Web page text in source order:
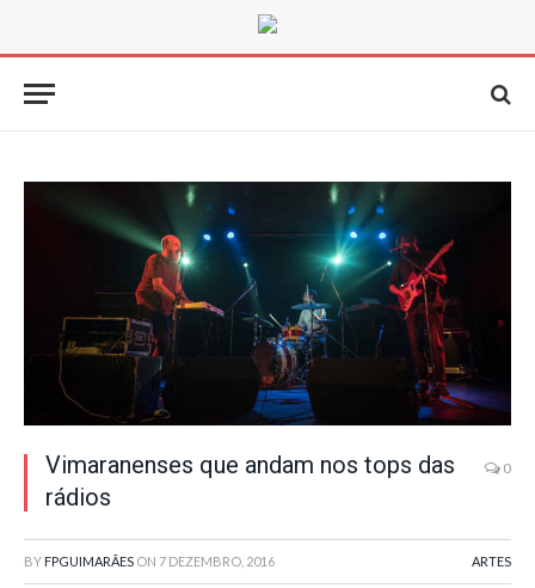
Vimaranenses que andam nos tops das
rádios
0
BY FPGUIMARÃES ON 7 DEZEMBRO, 2016 ARTES